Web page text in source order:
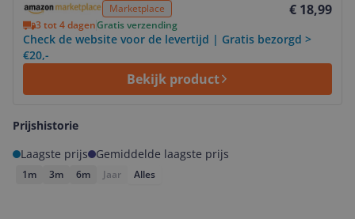
Marketplace € 18,99
3 tot 4 dagenGratis verzending
Check de website voor de levertijd | Gratis bezorgd >
€20,-
Bekijk product
Prijshistorie
Laagste prijs
Gemiddelde laagste prijs
1m 3m 6m Jaar Alles